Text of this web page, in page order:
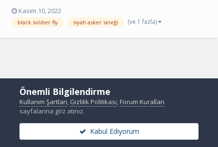
Stratiomyidae familyasından Diptera takımına ait kara asker sineği
(Hermetia illucens) en yay...
Kasım 10, 2022
black soldier fly siyah asker sineği (ve 1 fazla)
Önemli Bilgilendirme
Kullanım Şartları, Gizlilik Politikası,Forum Kuralları
sayfalarına göz atınız.
Kabul Ediyorum